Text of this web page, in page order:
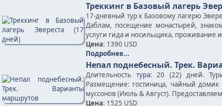
Треккинг в Базовый лагерь
17-дневный тур к Базовому лагерю
Даблам, посещение монастырей,
услуги гида и носильщика, проживание
Цена: 1390 USD
Подробнее...
Непал поднебесный. Трек.
Длительность тура: 20 (22) дней.
Размещение: гостиница, чайный
муссонов (Июль & Август).
Цена: 1525 USD